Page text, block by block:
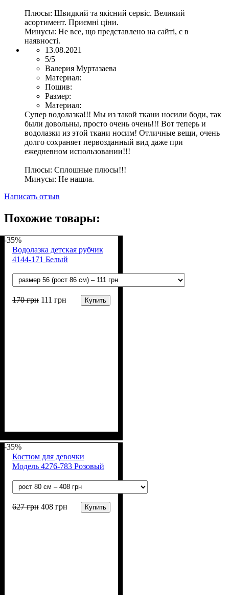
Плюсы: Швидкий та якісний сервіс. Великий
асортимент. Приємні ціни.
Минусы: Не все, що представлено на сайті, є в
наявності.
13.08.2021
5/5
Валерия Муртазаева
Материал:
Пошив:
Размер:
Материал:
Супер водолазка!!! Мы из такой ткани носили боди, так
были довольны, просто очень очень!!! Вот теперь и
водолазки из этой ткани носим! Отличные вещи, очень
долго сохраняет первозданный вид даже при
ежедневном использовании!!!
Плюсы: Сплошные плюсы!!!
Минусы: Не нашла.
Написать отзыв
Похожие товары:
-35%
Водолазка детская рубчик
4144-171 Белый
170грн 111 грн Купить
6% лайкра)
-35%
Костюм для девочки
Модель 4276-783 Розовый
627грн 408 грн Купить